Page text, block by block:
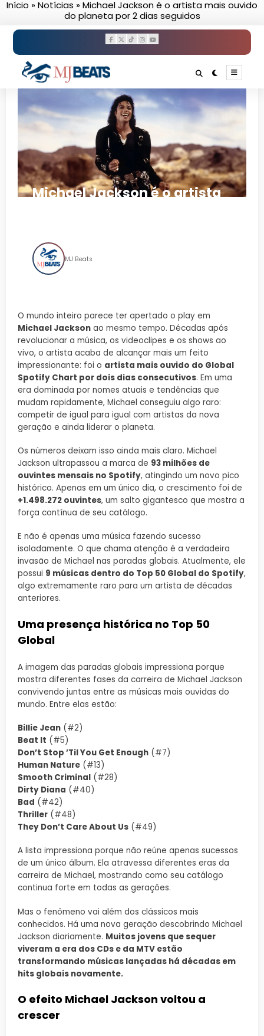
Pular
Início »Notícias »Michael Jackson é o artista mais ouvido
do planeta por 2 dias seguidos
Michael Jackson é o artista
MJ Beats
O mundo inteiro parece ter apertado o play em
Michael Jackson ao mesmo tempo. Décadas após
revolucionar a música, os videoclipes e os shows ao
vivo, o artista acaba de alcançar mais um feito
impressionante: foi o artista mais ouvido do Global
Spotify Chart por dois dias consecutivos. Em uma
era dominada por nomes atuais e tendências que
mudam rapidamente, Michael conseguiu algo raro:
competir de igual para igual com artistas da nova
geração e ainda liderar o planeta.
Os números deixam isso ainda mais claro. Michael
Jackson ultrapassou a marca de 93 milhões de
ouvintes mensais no Spotify, atingindo um novo pico
histórico. Apenas em um único dia, o crescimento foi de
+1.498.272 ouvintes, um salto gigantesco que mostra a
força contínua de seu catálogo.
E não é apenas uma música fazendo sucesso
isoladamente. O que chama atenção é a verdadeira
invasão de Michael nas paradas globais. Atualmente, ele
possui 9 músicas dentro do Top 50 Global do Spotify,
algo extremamente raro para um artista de décadas
anteriores.
Uma presença histórica no Top 50
Global
A imagem das paradas globais impressiona porque
mostra diferentes fases da carreira de Michael Jackson
convivendo juntas entre as músicas mais ouvidas do
mundo. Entre elas estão:
Billie Jean (#2)
Beat It (#5)
Don’t Stop ’Til You Get Enough (#7)
Human Nature (#13)
Smooth Criminal (#28)
Dirty Diana (#40)
Bad (#42)
Thriller (#48)
They Don’t Care About Us (#49)
A lista impressiona porque não reúne apenas sucessos
de um único álbum. Ela atravessa diferentes eras da
carreira de Michael, mostrando como seu catálogo
continua forte em todas as gerações.
Mas o fenômeno vai além dos clássicos mais
conhecidos. Há uma nova geração descobrindo Michael
Jackson diariamente. Muitos jovens que sequer
viveram a era dos CDs e da MTV estão
transformando músicas lançadas há décadas em
hits globais novamente.
O efeito Michael Jackson voltou a
crescer